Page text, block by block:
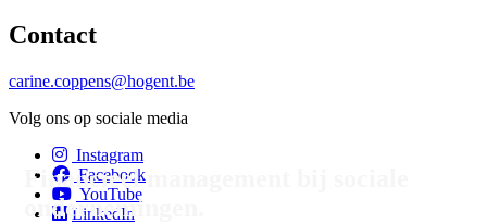
Financieel management bij sociale
ondernemingen.
Contact
carine.coppens@hogent.be
Volg ons op sociale media
Instagram
Facebook
YouTube
LinkedIn